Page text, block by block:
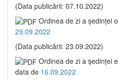
(Data publicării: 07.10.2022)
Ordinea de zi a şedinţei
29.09.2022
(Data publicării: 23.09.2022)
Ordinea de zi a şedinţei
data de 16.09.2022